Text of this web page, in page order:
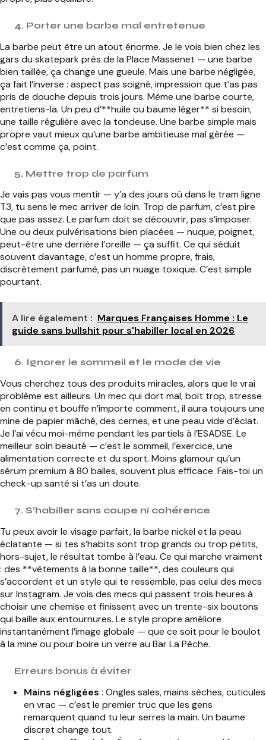
4. Porter une barbe mal entretenue
La barbe peut être un atout énorme. Je le vois bien chez les
gars du skatepark près de la Place Massenet — une barbe
bien taillée, ça change une gueule. Mais une barbe négligée,
ça fait l’inverse : aspect pas soigné, impression que t’as pas
pris de douche depuis trois jours. Même une barbe courte,
entretiens-la. Un peu d’**huile ou baume léger** si besoin,
une taille régulière avec la tondeuse. Une barbe simple mais
propre vaut mieux qu’une barbe ambitieuse mal gérée —
c’est comme ça, point.
5. Mettre trop de parfum
Je vais pas vous mentir — y’a des jours où dans le tram ligne
T3, tu sens le mec arriver de loin. Trop de parfum, c’est pire
que pas assez. Le parfum doit se découvrir, pas s’imposer.
Une ou deux pulvérisations bien placées — nuque, poignet,
peut-être une derrière l’oreille — ça suffit. Ce qui séduit
souvent davantage, c’est un homme propre, frais,
discrètement parfumé, pas un nuage toxique. C’est simple
pourtant.
A lire également : Marques Françaises Homme : Le
guide sans bullshit pour s'habiller local en 2026
6. Ignorer le sommeil et le mode de vie
Vous cherchez tous des produits miracles, alors que le vrai
problème est ailleurs. Un mec qui dort mal, boit trop, stresse
en continu et bouffe n’importe comment, il aura toujours une
mine de papier mâché, des cernes, et une peau vide d’éclat.
Je l’ai vécu moi-même pendant les partiels à l’ESADSE. Le
meilleur soin beauté — c’est le sommeil, l’exercice, une
alimentation correcte et du sport. Moins glamour qu’un
sérum premium à 80 balles, souvent plus efficace. Fais-toi un
check-up santé si t’as un doute.
7. S’habiller sans coupe ni cohérence
Tu peux avoir le visage parfait, la barbe nickel et la peau
éclatante — si tes s’habits sont trop grands ou trop petits,
hors-sujet, le résultat tombe à l’eau. Ce qui marche vraiment
: des **vêtements à la bonne taille**, des couleurs qui
s’accordent et un style qui te ressemble, pas celui des mecs
sur Instagram. Je vois des mecs qui passent trois heures à
choisir une chemise et finissent avec un trente-six boutons
qui baille aux entournures. Le style propre améliore
instantanément l’image globale — que ce soit pour le boulot
à la mine ou pour boire un verre au Bar La Pêche.
Erreurs bonus à éviter
Mains négligées : Ongles sales, mains sèches, cuticules
en vrac — c’est le premier truc que les gens
remarquent quand tu leur serres la main. Un baume
discret change tout.